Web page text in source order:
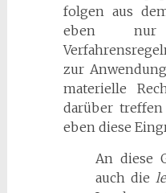
folgen aus
eben nur
zur
materielle
darüber treffen
eben diese
An diese
auch die